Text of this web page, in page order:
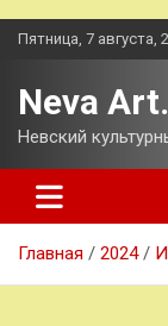
Перейти
Пятница, 7 августа,
Neva Art.
Невский
Главная 2024